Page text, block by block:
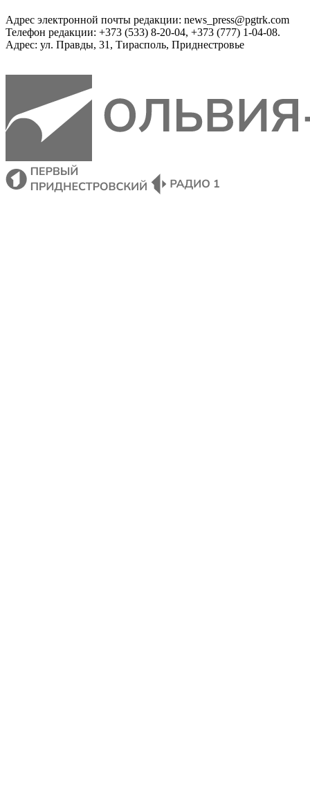
Адрес электронной почты редакции: news_press@pgtrk.com
Телефон редакции: +373 (533) 8-20-04, +373 (777) 1-04-08.
Адрес: ул. Правды, 31, Тирасполь, Приднестровье